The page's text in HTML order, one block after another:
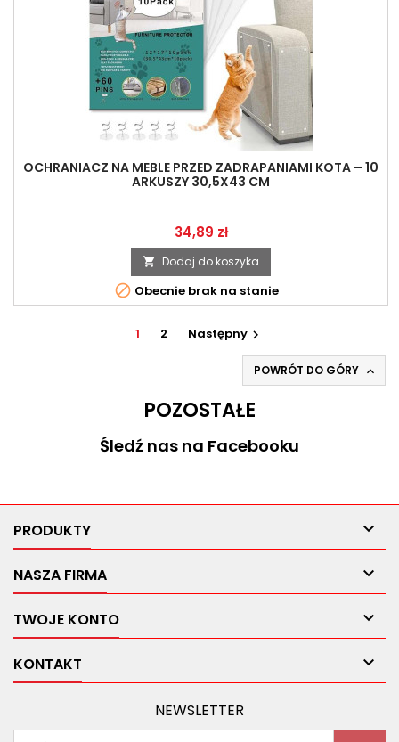
OCHRANIACZ NA MEBLE PRZED ZADRAPANIAMI KOTA – 10
ARKUSZY 30,5X43 CM
Cena
34,89 zł
 Dodaj do koszyka
 Obecnie brak na stanie
1 2 Następny 
POWRÓT DO GÓRY 
POZOSTAŁE
Śledź nas na Facebooku
PRODUKTY 
NASZA FIRMA 
TWOJE KONTO 
KONTAKT 
NEWSLETTER